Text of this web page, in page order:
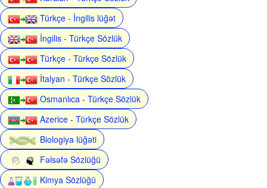
Türkçe - İngilis lüğət
İngilis - Türkçe Sözlük
Türkçe - Türkçe Sözlük
İtalyan - Türkçe Sözlük
Osmanlıca - Türkçe Sözlük
Azerice - Türkçe Sözlük
Biologiya lüğəti
Fəlsəfə Sözlüğü
Kimya Sözlüğü